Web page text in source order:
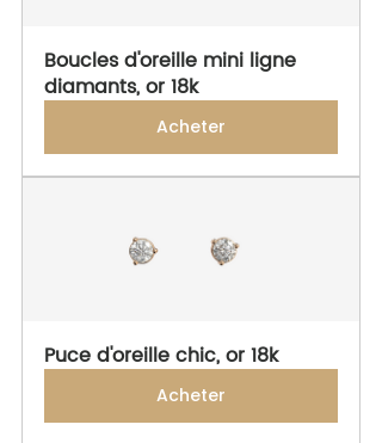
Boucles d'oreille mini ligne
diamants, or 18k
Acheter
Puce d'oreille chic, or 18k
Acheter